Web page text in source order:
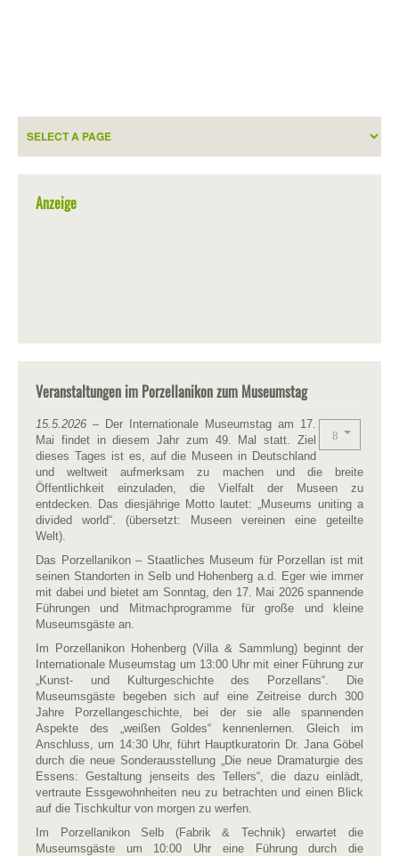
Anzeige
Veranstaltungen im Porzellanikon zum Museumstag
15.5.2026 – Der Internationale Museumstag am 17.
Mai findet in diesem Jahr zum 49. Mal statt. Ziel
dieses Tages ist es, auf die Museen in Deutschland
und weltweit aufmerksam zu machen und die breite
Öffentlichkeit einzuladen, die Vielfalt der Museen zu
entdecken. Das diesjährige Motto lautet: „Museums uniting a
divided world“. (übersetzt: Museen vereinen eine geteilte
Welt).
Das Porzellanikon – Staatliches Museum für Porzellan ist mit
seinen Standorten in Selb und Hohenberg a.d. Eger wie immer
mit dabei und bietet am Sonntag, den 17. Mai 2026 spannende
Führungen und Mitmachprogramme für große und kleine
Museumsgäste an.
Im Porzellanikon Hohenberg (Villa & Sammlung) beginnt der
Internationale Museumstag um 13:00 Uhr mit einer Führung zur
„Kunst- und Kulturgeschichte des Porzellans“. Die
Museumsgäste begeben sich auf eine Zeitreise durch 300
Jahre Porzellangeschichte, bei der sie alle spannenden
Aspekte des „weißen Goldes“ kennenlernen. Gleich im
Anschluss, um 14:30 Uhr, führt Hauptkuratorin Dr. Jana Göbel
durch die neue Sonderausstellung „Die neue Dramaturgie des
Essens: Gestaltung jenseits des Tellers“, die dazu einlädt,
vertraute Essgewohnheiten neu zu betrachten und einen Blick
auf die Tischkultur von morgen zu werfen.
Im Porzellanikon Selb (Fabrik & Technik) erwartet die
Museumsgäste um 10:00 Uhr eine Führung durch die